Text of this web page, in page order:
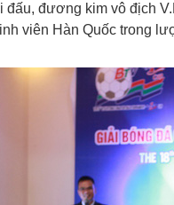
đấu, đương kim vô địch
viên Hàn Quốc trong